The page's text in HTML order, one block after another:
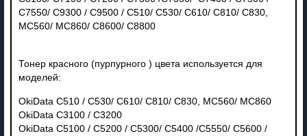
C7550/ C9300 / C9500 / C510/ C530/ C610/ C810/ C830,
MC560/ MC860/ C8600/ C8800
Тонер красного (пурпурного ) цвета используется для
моделей:
OkiData C510 / C530/ C610/ C810/ C830, MC560/ MC860
OkiData C3100 / C3200
OkiData C5100 / C5200 / C5300/ C5400 /C5550/ C5600 /